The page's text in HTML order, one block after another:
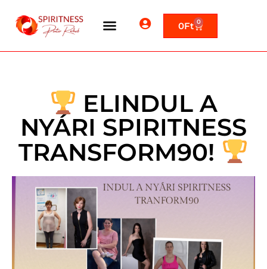
0Ft 0
ELINDUL A
NYÁRI SPIRITNESS
TRANSFORM90!